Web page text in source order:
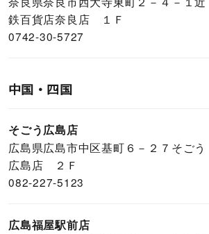
鉄百貨店奈良店 １Ｆ
0742-30-5727
中国・四国
そごう広島店
広島県広島市中区基町６－２７そごう
広島店 ２Ｆ
082-227-5123
広島福屋駅前店